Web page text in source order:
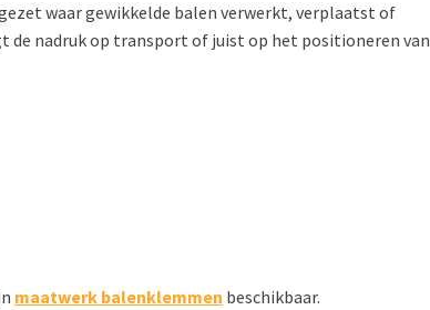
waar gewikkelde balen verwerkt, verplaatst of
nadruk op transport of juist op het positioneren van
maatwerk balenklemmen beschikbaar.